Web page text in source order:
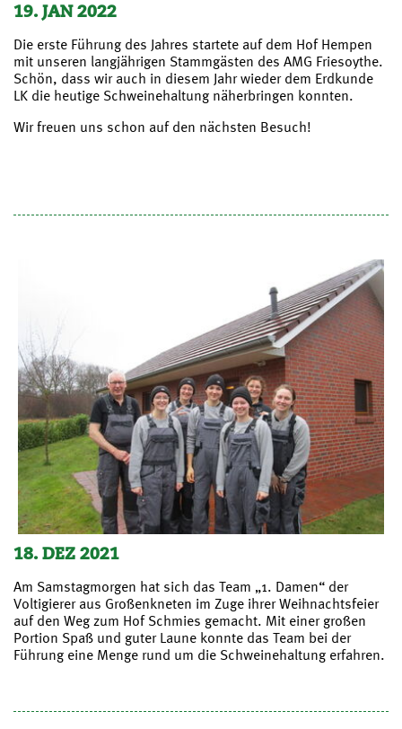
19. JAN 2022
Die erste Führung des Jahres startete auf dem Hof Hempen
mit unseren langjährigen Stammgästen des AMG Friesoythe.
Schön, dass wir auch in diesem Jahr wieder dem Erdkunde
LK die heutige Schweinehaltung näherbringen konnten.
Wir freuen uns schon auf den nächsten Besuch!
18. DEZ 2021
Am Samstagmorgen hat sich das Team „1. Damen“ der
Voltigierer aus Großenkneten im Zuge ihrer Weihnachtsfeier
auf den Weg zum Hof Schmies gemacht. Mit einer großen
Portion Spaß und guter Laune konnte das Team bei der
Führung eine Menge rund um die Schweinehaltung erfahren.